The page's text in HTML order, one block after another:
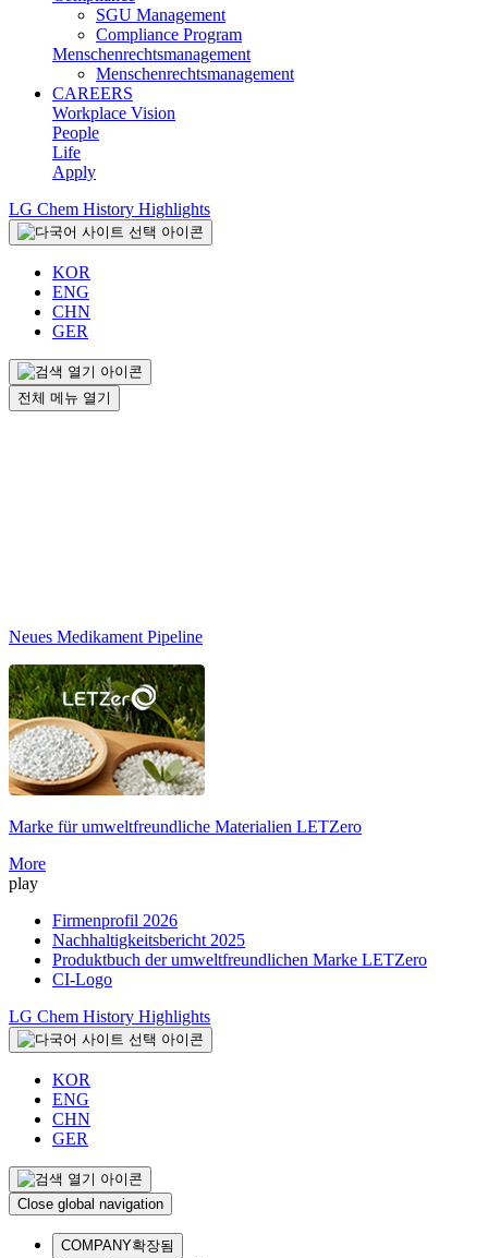
SGU Management
Compliance Program
Menschenrechtsmanagement
Menschenrechtsmanagement
CAREERS
Workplace Vision
People
Life
Apply
LG Chem History Highlights
KOR
ENG
CHN
GER
전체 메뉴 열기
Neues Medikament Pipeline
Marke für umweltfreundliche Materialien LETZero
More
play
Firmenprofil 2026
Nachhaltigkeitsbericht 2025
Produktbuch der umweltfreundlichen Marke LETZero
CI-Logo
LG Chem History Highlights
KOR
ENG
CHN
GER
Close global navigation
COMPANY확장됨